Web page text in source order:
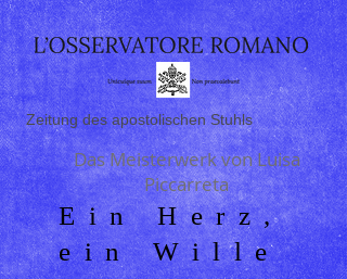
Zeitung des apostolischen Stuhls
Das Meisterwerk von Luisa
Piccarreta
Ein Herz,
ein Wille